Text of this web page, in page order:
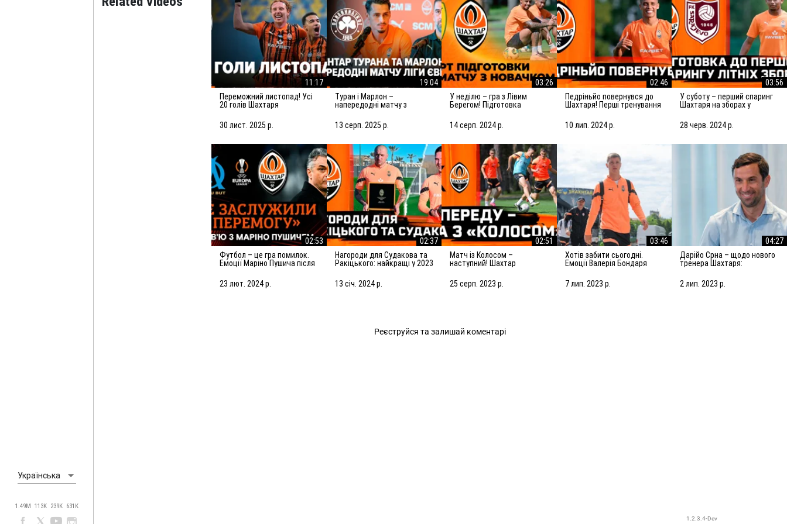
Українська
1.49M 113K 239K 631K
11:17
Переможний листопад! Усі
20 голів Шахтаря
30 лист. 2025 р.
19:04
Туран і Марлон –
напередодні матчу з
все можливе для
досягнення мети
13 серп. 2025 р.
03:26
У неділю – гра з Лівим
Берегом! Підготовка
новачком УПЛ
14 серп. 2024 р.
02:46
Педріньйо повернувся до
Шахтаря! Перші тренування
10 лип. 2024 р.
03:56
У суботу – перший спаринг
Шахтаря на зборах у
матчу із Сараєвом
28 черв. 2024 р.
02:53
Футбол – це гра помилок.
Емоції Маріно Пушича після
23 лют. 2024 р.
02:37
Нагороди для Судакова та
Ракіцького: найкращі у 2023
13 січ. 2024 р.
02:51
Матч із Колосом –
наступний! Шахтар
25 серп. 2023 р.
03:46
Хотів забити сьогодні.
Емоції Валерія Бондаря
7 лип. 2023 р.
04:27
Дарійо Срна – щодо нового
тренера Шахтаря:
підсилити команду
2 лип. 2023 р.